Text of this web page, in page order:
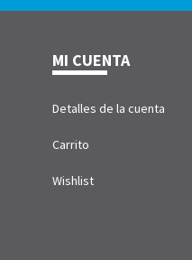
MI CUENTA
Detalles de la cuenta
Carrito
Wishlist